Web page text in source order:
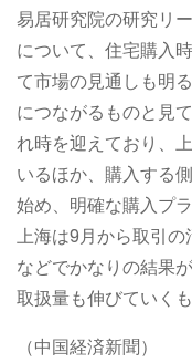
易居研究院の研究リ
について、住宅購入
て市場の見通しも明
につながるものと見
れ時を迎えており、
いるほか、購入する
始め、明確な購入プ
上海は9月から取引
などでかなりの結果
取扱量も伸びていく
（中国経済新聞）